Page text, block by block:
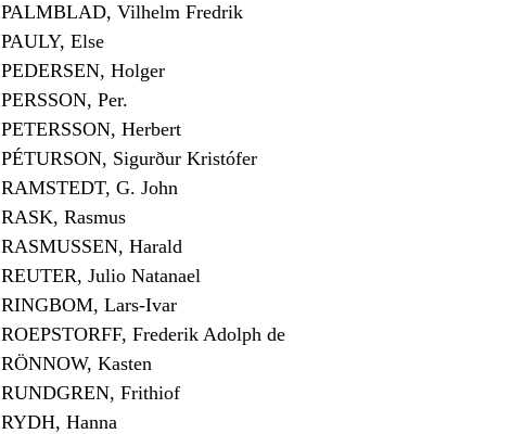
PALMBLAD, Vilhelm Fredrik
PAULY, Else
PEDERSEN, Holger
PERSSON, Per.
PETERSSON, Herbert
PÉTURSON, Sigurður Kristófer
RAMSTEDT, G. John
RASK, Rasmus
RASMUSSEN, Harald
REUTER, Julio Natanael
RINGBOM, Lars-Ivar
ROEPSTORFF, Frederik Adolph de
RÖNNOW, Kasten
RUNDGREN, Frithiof
RYDH, Hanna